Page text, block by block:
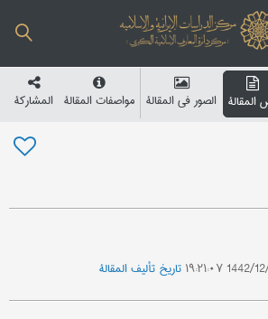
المقالة الصور في المقالة مواصفات المقالة المشارکة
20 ۱۹:۲۱:۰۷ تاریخ تألیف المقالة